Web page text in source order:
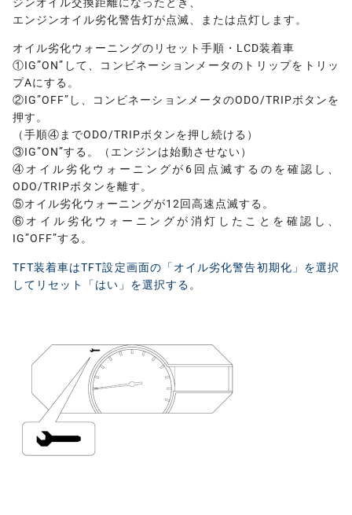
エンジンオイル劣化警告灯が点滅、または点灯します。
オイル劣化ウォーニングのリセット手順・LCD装着車
①IG”ON”して、コンビネーションメータのトリップをトリッ
プAにする。
②IG”OFF”し、コンビネーションメータのODO/TRIPボタンを
押す。
（手順④までODO/TRIPボタンを押し続ける）
③IG”ON”する。（エンジンは始動させない）
④オイル劣化ウォーニングが6回点滅するのを確認し、
ODO/TRIPボタンを離す。
⑤オイル劣化ウォーニングが12回高速点滅する。
⑥オイル劣化ウォーニングが消灯したことを確認し、
IG”OFF”する。
TFT装着車はTFT設定画面の「オイル劣化警告初期化」を選択
してリセット「はい」を選択する。